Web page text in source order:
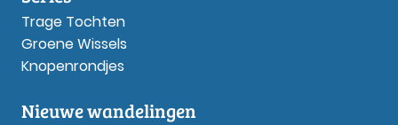
Trage Tochten
Groene Wissels
Knopenrondjes
Nieuwe wandelingen